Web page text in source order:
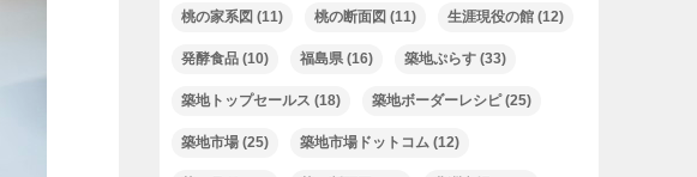
桃の家系図 (11) 桃の断面図 (11) 生涯現役の館 (12)
発酵食品 (10) 福島県 (16) 築地ぷらす (33)
築地トップセールス (18) 築地ボーダーレシピ(25)
築地市場 (25) 築地市場ドットコム (12)